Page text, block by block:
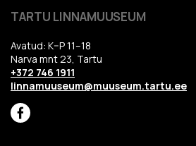
TARTU LINNAMUUSEUM
Avatud: K–P 11–18
Narva mnt 23, Tartu
+372 746 1911
linnamuuseum@muuseum.tartu.ee